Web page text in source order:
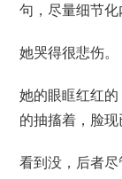
句，尽量细节
她哭得很悲伤。
她的眼眶红红
的抽搐着，脸现
看到没，后者